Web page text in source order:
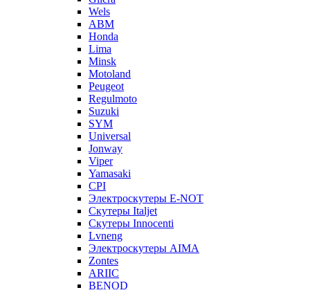
Wels
ABM
Honda
Lima
Minsk
Motoland
Peugeot
Regulmoto
Suzuki
SYM
Universal
Jonway
Viper
Yamasaki
CPI
Электроскутеры E-NOT
Скутеры Italjet
Скутеры Innocenti
Lvneng
Электроскутеры AIMA
Zontes
ARIIC
BENOD